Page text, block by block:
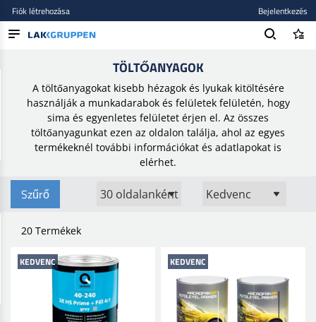
BLOG
MÁRKÁK
Fiók létrehozása Bejelentkezés
TÖLTŐANYAGOK
A töltőanyagokat kisebb hézagok és lyukak kitöltésére
használják a munkadarabok és felületek felületén, hogy
sima és egyenletes felületet érjen el. Az összes
töltőanyagunkat ezen az oldalon találja, ahol az egyes
termékeknél további információkat és adatlapokat is
elérhet.
Szűrő
20 Termékek
KEDVENC KEDVENC